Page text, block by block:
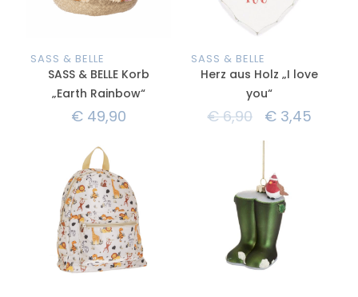
SASS & BELLE
SASS & BELLE Korb
„Earth Rainbow“
€ 49,90
SASS & BELLE
Herz aus Holz „I love
you“
€6,90 € 3,45